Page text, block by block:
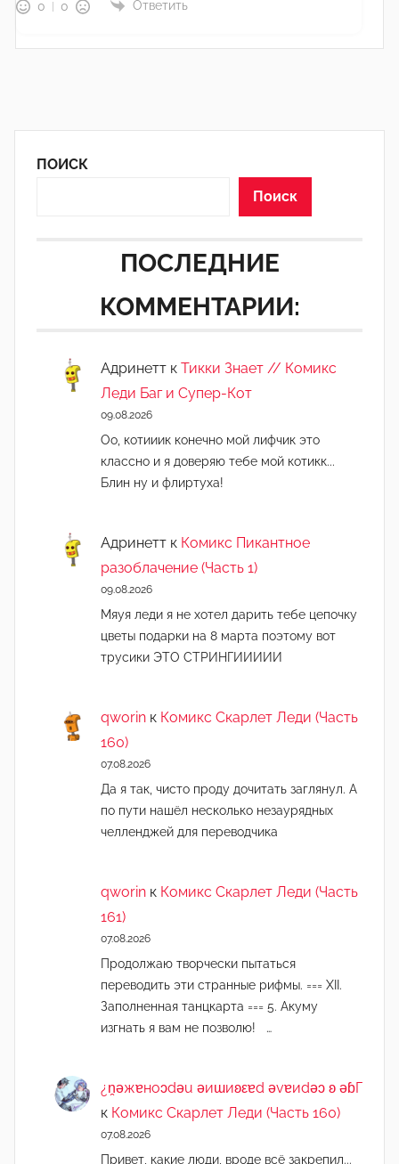
0 0 Ответить
ПОИСК
Поиск
ПОСЛЕДНИЕ
КОММЕНТАРИИ:
Адринетт к Тикки Знает // Комикс
Леди Баг и Супер-Кот
09.08.2026
Оо, котииик конечно мой лифчик это
классно и я доверяю тебе мой котикк...
Блин ну и флиртуха!
Адринетт к Комикс Пикантное
разоблачение (Часть 1)
09.08.2026
Мяуя леди я не хотел дарить тебе цепочку
цветы подарки на 8 марта поэтому вот
трусики ЭТО СТРИНГИИИИИ
qworin к Комикс Скарлет Леди (Часть
160)
07.08.2026
Да я так, чисто проду дочитать заглянул. А
по пути нашёл несколько незаурядных
челленджей для переводчика
qworin к Комикс Скарлет Леди (Часть
161)
07.08.2026
Продолжаю творчески пытаться
переводить эти странные рифмы. === XII.
Заполненная танцкарта === 5. Акуму
изгнать я вам не позволю! …
¿n̯ǝжɐноɔdǝu ǝиɯиʚεɐd ǝvɐиdǝɔ ʚ ǝɓГ
к Комикс Скарлет Леди (Часть 160)
07.08.2026
Привет, какие люди, вроде всё закрепил...